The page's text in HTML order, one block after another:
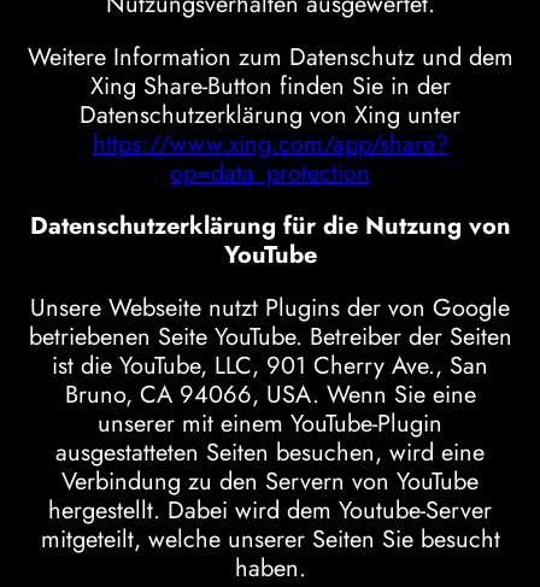
Weitere Information zum Datenschutz und dem
Xing Share-Button finden Sie in der
Datenschutzerklärung von Xing unter
https://www.xing.com/app/share?
op=data_protection
Datenschutzerklärung für die Nutzung von
YouTube
Unsere Webseite nutzt Plugins der von Google
betriebenen Seite YouTube. Betreiber der Seiten
ist die YouTube, LLC, 901 Cherry Ave., San
Bruno, CA 94066, USA. Wenn Sie eine
unserer mit einem YouTube-Plugin
ausgestatteten Seiten besuchen, wird eine
Verbindung zu den Servern von YouTube
hergestellt. Dabei wird dem Youtube-Server
mitgeteilt, welche unserer Seiten Sie besucht
haben.